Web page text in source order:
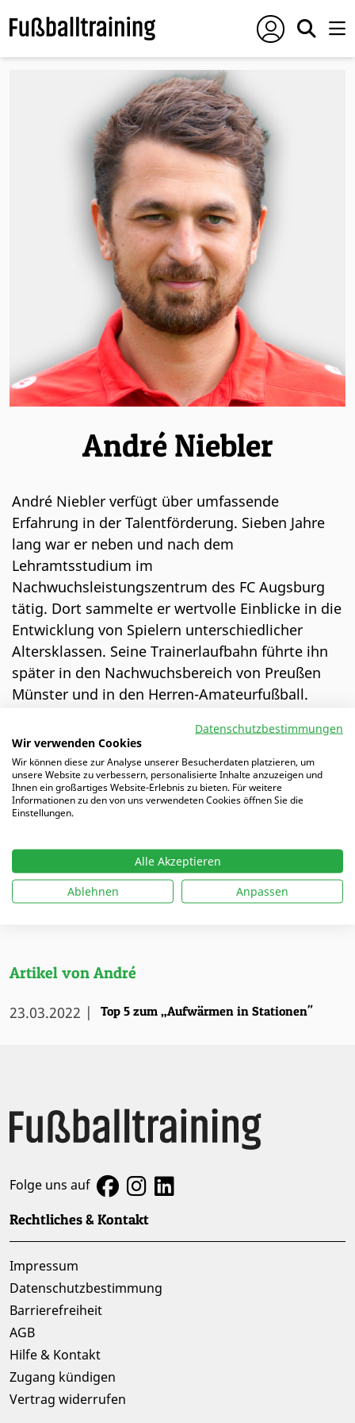
André Niebler
André Niebler verfügt über umfassende
Erfahrung in der Talentförderung. Sieben Jahre
lang war er neben und nach dem
Lehramtsstudium im
Nachwuchsleistungszentrum des FC Augsburg
tätig. Dort sammelte er wertvolle Einblicke in die
Entwicklung von Spielern unterschiedlicher
Altersklassen. Seine Trainerlaufbahn führte ihn
später in den Nachwuchsbereich von Preußen
Münster und in den Herren-Amateurfußball.
in Großbritannien, Südafrika und der
Volksrepublik China runden seine Expertise ab.
Seit 2020 bringt er diese Erfahrung in die
Redaktion ein und leitet dort das Ressort
„Internationales“.
Gruppe: Redakteure
ALLE REDAKTEURE
Artikel von André
23.03.2022 | Top 5 zum „Aufwärmen in Stationen"
Folge uns auf
Rechtliches & Kontakt
Impressum
Datenschutzbestimmung
Barrierefreiheit
AGB
Hilfe & Kontakt
Zugang kündigen
Vertrag widerrufen
Datenschutzbestimmungen
Wir verwenden Cookies
Wir können diese zur Analyse unserer Besucherdaten platzieren, um
unsere Website zu verbessern, personalisierte Inhalte anzuzeigen und
Ihnen ein großartiges Website-Erlebnis zu bieten. Für weitere
Informationen zu den von uns verwendeten Cookies öffnen Sie die
Einstellungen.
Alle Akzeptieren
Ablehnen
Anpassen